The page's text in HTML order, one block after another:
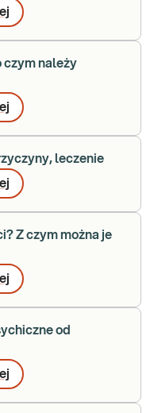
czym należy
leczenie
Z czym można je
od